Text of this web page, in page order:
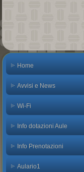
Home
Avvisi e News
Wi-Fi
Info dotazioni Aule
Info Prenotazioni
Aulario1